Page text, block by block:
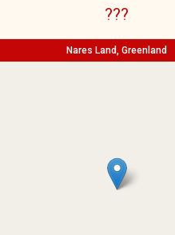
???
Nares Land, Greenland